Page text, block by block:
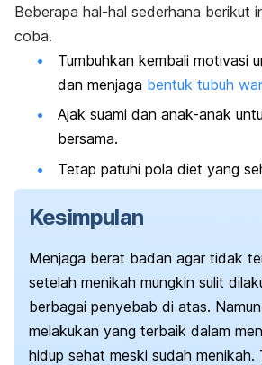
Beberapa hal-hal sederhana berikut
coba.
Tumbuhkan kembali motivasi
dan menjaga bentuk tubuh
Ajak suami dan anak-anak
bersama.
Tetap patuhi pola diet yang
Kesimpulan
Menjaga berat badan agar tidak
setelah menikah mungkin sulit
berbagai penyebab di atas.
melakukan yang terbaik dalam
hidup sehat meski sudah menikah.